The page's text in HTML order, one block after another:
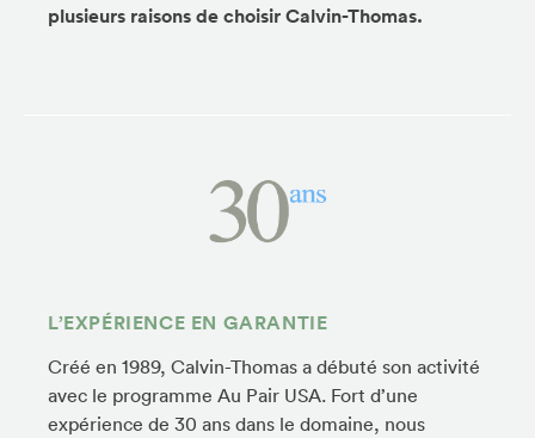
plusieurs raisons de choisir Calvin-Thomas.
L’EXPÉRIENCE EN GARANTIE
Créé en 1989, Calvin-Thomas a débuté son activité
avec le programme Au Pair USA. Fort d’une
expérience de 30 ans dans le domaine, nous